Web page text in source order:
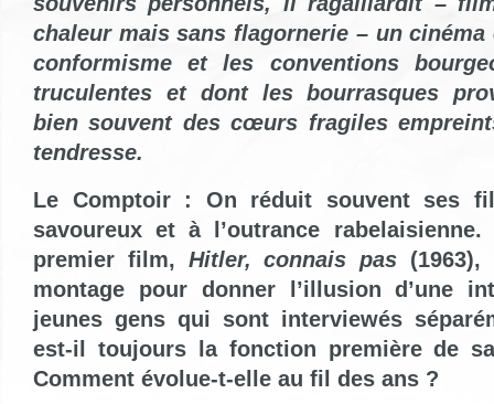
chaleur mais sans flagornerie – un
conformisme et les conventions
truculentes et dont les bourrasques
bien souvent des cœurs fragiles
tendresse.
Le Comptoir : On réduit souvent ses
savoureux et à l’outrance
premier film, Hitler, connais pas
montage pour donner l’illusion d’une
jeunes gens qui sont interviewés
est-il toujours la fonction première de
Comment évolue-t-elle au fil des ans ?